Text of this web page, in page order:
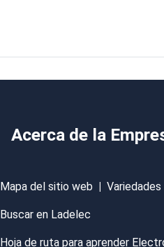
Acerca de la
Mapa del sitio web | Variedades
Buscar en Ladelec
Hoja de ruta para aprender